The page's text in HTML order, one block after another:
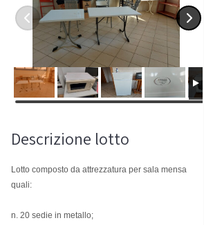
Descrizione lotto
Lotto composto da attrezzatura per sala mensa
quali:
n. 20 sedie in metallo;